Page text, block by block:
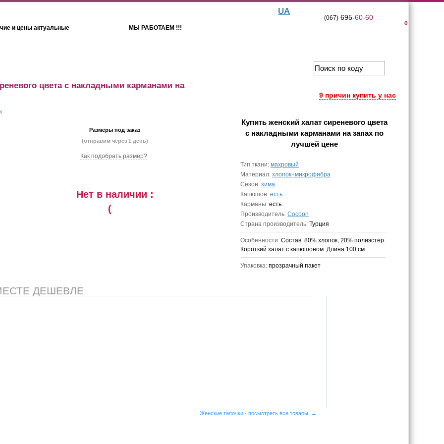
и цены актуальные МЫ РАБОТАЕМ !!!
UA
0
(067)695-60-60
9 причин купить у нас
цвета с накладными карманами на
Размеры под заказ
(отправим через 1 день)
Как подобрать размер?
Нет в наличии :
(
Купить женский халат сиреневого цвета
с накладными карманами на запахпо
лучшей цене
Тип ткани: махровый
Материал: хлопок+микрофибра
Сезон: зима
Капюшон: есть
Карманы: есть
Производитель: Cocoon
Страна производитель: Турция
Особенности: Состав: 80% хлопок, 20% полиэстер.
Короткий халат c капюшоном. Длина 100 см
Упаковка: прозрачный пакет
ДЕШЕВЛЕ
Женские тапочки - посмотреть все товары →